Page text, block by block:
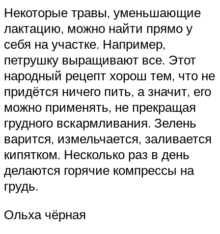
Некоторые травы, уменьшающие
лактацию, можно найти прямо у
себя на участке. Например,
петрушку выращивают все. Этот
народный рецепт хорош тем, что не
придётся ничего пить, а значит, его
можно применять, не прекращая
грудного вскармливания. Зелень
варится, измельчается, заливается
кипятком. Несколько раз в день
делаются горячие компрессы на
грудь.
Ольха чёрная